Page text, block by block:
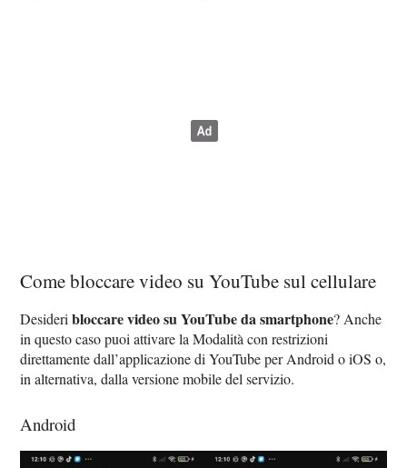
Come bloccare video su YouTube sul cellulare
Desideribloccare video su YouTube da smartphone? Anche
in questo caso puoi attivare la Modalità con restrizioni
direttamente dall’applicazione di YouTube per Android o iOS o,
in alternativa, dalla versione mobile del servizio.
Android